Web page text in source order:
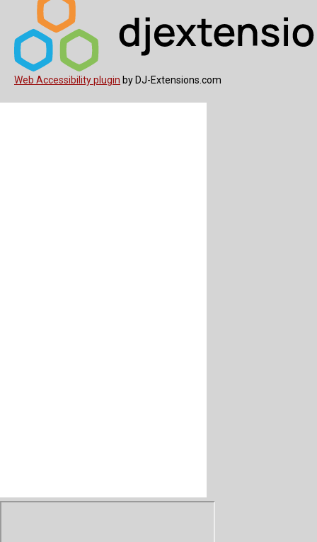
Web Accessibility plugin by DJ-Extensions.com